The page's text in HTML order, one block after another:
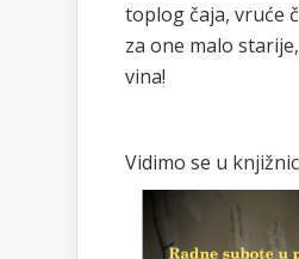
toplog čaja, vruće
za one malo
vina!
Vidimo se u